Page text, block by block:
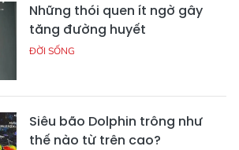
Những thói quen ít ngờ gây
tăng đường huyết
ĐỜI SỐNG
Siêu bão Dolphin trông như
thế nào từ trên cao?